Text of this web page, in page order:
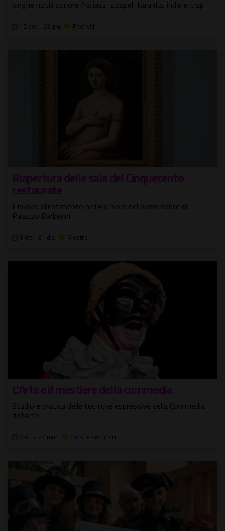
lunghe notti sonore fra jazz, gospel, taranta, indie e trap
15 set - 29 giu Festival
Riapertura delle sale del Cinquecento
restaurate
Il nuovo allestimento nell'Ala Nord del piano nobile di
Palazzo Barberini
8 ott - 31 dic Mostre
L'Arte e il mestiere della commedia
Studio e pratica delle tecniche espressive della Commedia
dell'Arte
9 ott - 27 mar Corsi e seminari